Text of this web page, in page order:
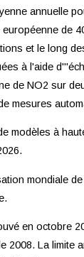
annuelle
de
et le long
à l'aide
de NO2 sur
mesures
modèles à
mondiale
en octobre
2008. La limite